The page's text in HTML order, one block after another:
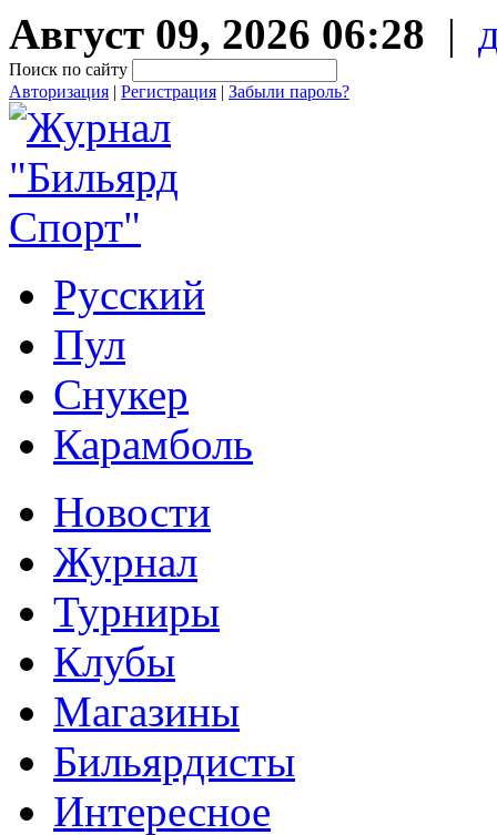
Август 09, 2026 06:28 |
Поиск по сайту
Авторизация | Регистрация | Забыли пароль?
Русский
Пул
Снукер
Карамболь
Новости
Журнал
Турниры
Клубы
Магазины
Бильярдисты
Интересное